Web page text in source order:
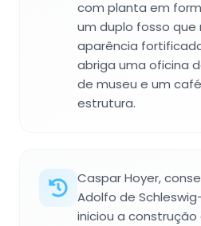
com planta em
um duplo fosso que
aparência
abriga uma oficina
de museu e um
estrutura.
Caspar Hoyer,
Adolfo de
iniciou a